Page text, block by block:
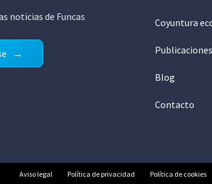
noticias de Funcas Coyuntura
Publicaciones
Blog
Contacto
Aviso legal Política de privacidad Política de cookies